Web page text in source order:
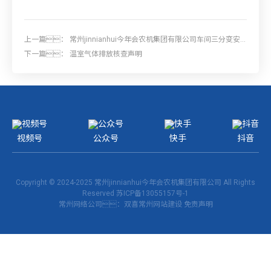
上一篇： 常州jinnianhui今年会农机集团有限公司车间三分变安
装项目招标
下一篇： 温室气体排放核查声明
视频号 公众号 快手 抖音
Copyright © 2024-2025 常州jinnianhui今年会农机集团有限公司 All Rights
Reserved 苏ICP备13055157号-1
常州网络公司：双喜常州网站建设 免责声明